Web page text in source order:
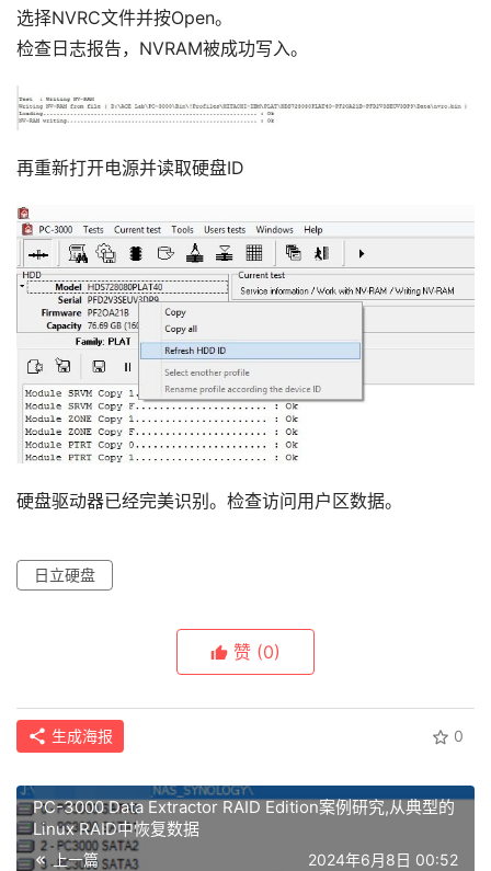
成
案
技
术
资
料
设
备
展
示
见
短
视
发
布
登录 注册
选择NVRC文件并按Open。
检查日志报告，NVRAM被成功写入。
再重新打开电源并读取硬盘ID
硬盘驱动器已经完美识别。检查访问用户区数据。
日立硬盘
赞 (0)
生成海报 0
PC-3000 Data Extractor RAID Edition案例研究,从典型的
Linux RAID中恢复数据
上一篇 2024年6月8日 00:52